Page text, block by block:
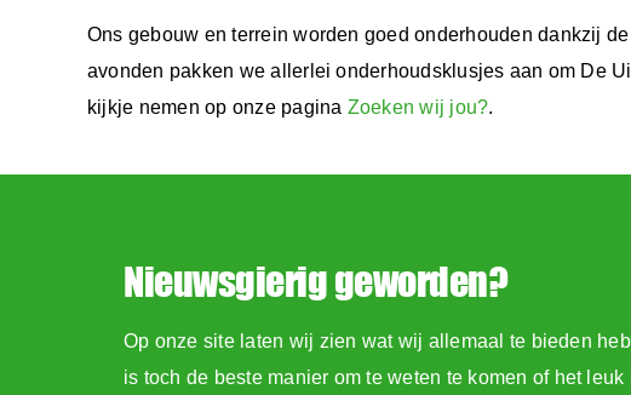
Ons gebouw en terrein worden goed onderhouden dankzij
avonden pakken we allerlei onderhoudsklusjes aan om De
kijkje nemen op onze pagina Zoeken wij jou?.
Nieuwsgierig geworden?
Op onze site laten wij zien wat wij allemaal te bieden
is toch de beste manier om te weten te komen of het